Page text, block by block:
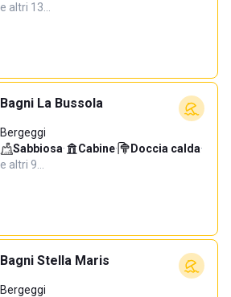
e altri 13…
Bagni La Bussola
Bergeggi
Sabbiosa· Cabine· Doccia calda·
e altri 9…
Bagni Stella Maris
Bergeggi